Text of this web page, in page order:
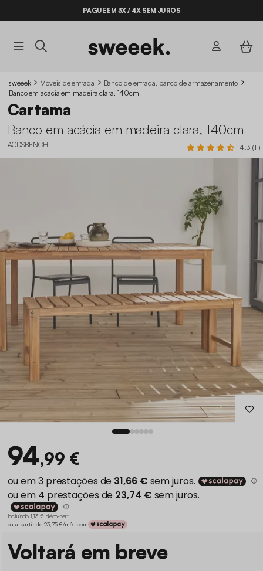
PAGUE EM 3X / 4X SEM JUROS
sweeek Móveis de entrada
Banco de entrada, banco de armazenamento
Banco em acácia em madeira clara, 140cm
Cartama
Banco em acácia em madeira clara, 140cm
ACDSBENCHLT 4.3 (11)
94,99 €
Incluindo 1,13 € d'éco-part.
ou a partir de 23,75 €/mês com
Voltará em breve